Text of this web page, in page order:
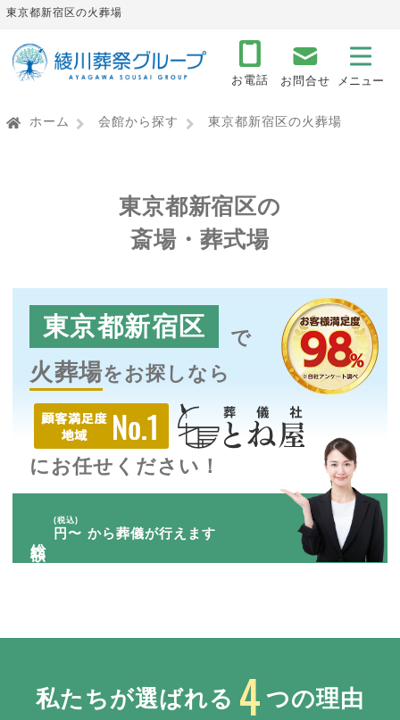
東京都新宿区の火葬場
お電話 お問合せ
ホーム 会館から探す 東京都新宿区の火葬場
東京都新宿区の
斎場・葬式場
東京都新宿区 で
火葬場をお探しなら
にお任せください！
(税込)
円〜 から葬儀が行えます
私たちが選ばれる 4 つの理由